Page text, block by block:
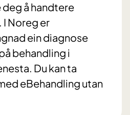
å handtere
Noreg er
ein diagnose
behandling i
Du kan ta
eBehandling utan